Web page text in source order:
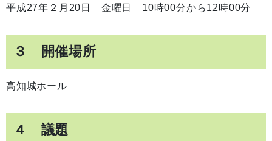
平成27年２月20日 金曜日 10時00分から12時00分
３ 開催場所
高知城ホール
４ 議題